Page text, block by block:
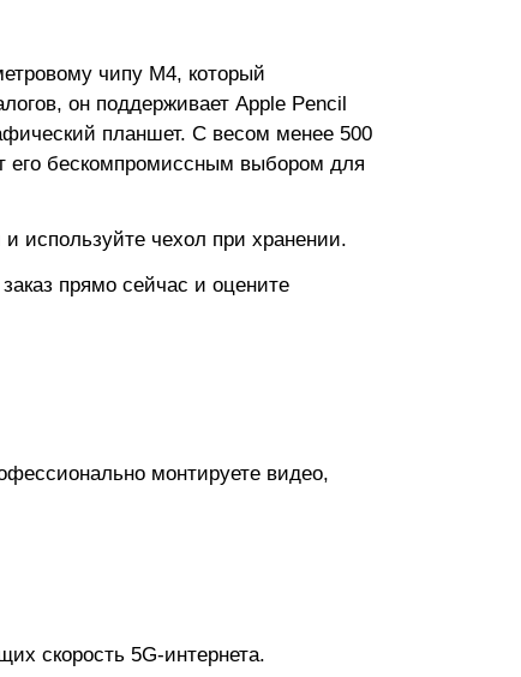
чипу M4, который
он поддерживает Apple Pencil
планшет. С весом менее 500
его бескомпромиссным выбором для
используйте чехол при хранении.
прямо сейчас и оцените
монтируете видео,
скорость 5G-интернета.